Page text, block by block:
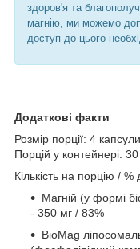
здоров'я та
магнію, ми можемо
доступ до цього
Додаткові факти
Розмір порції: 4 капсули
Порцій у контейнері: 30
Кількість на порцію /
Магній (у формі
- 350 мг / 83%
BioMag